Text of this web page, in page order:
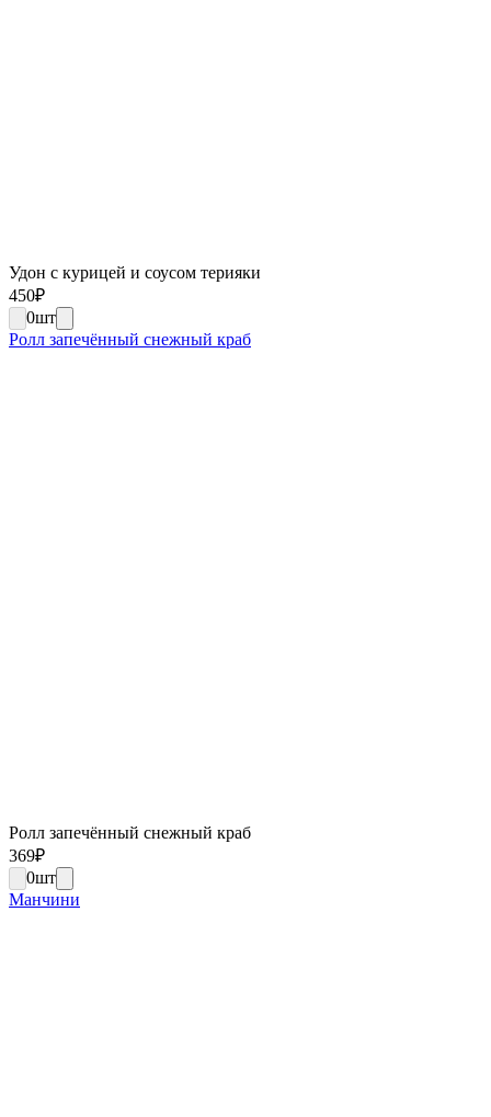
Удон с курицей и соусом терияки
450₽
0шт
Ролл запечённый снежный краб
Ролл запечённый снежный краб
369₽
0шт
Манчини